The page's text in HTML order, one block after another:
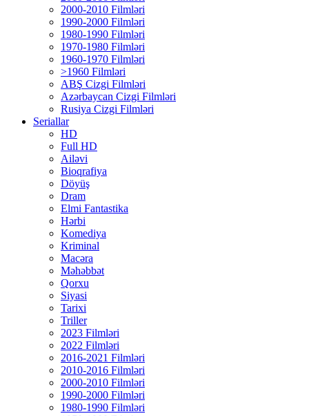
2000-2010 Filmləri
1990-2000 Filmləri
1980-1990 Filmləri
1970-1980 Filmləri
1960-1970 Filmləri
>1960 Filmləri
ABŞ Cizgi Filmləri
Azərbaycan Cizgi Filmləri
Rusiya Cizgi Filmləri
Seriallar
HD
Full HD
Ailəvi
Bioqrafiya
Döyüş
Dram
Elmi Fantastika
Hərbi
Komediya
Kriminal
Macəra
Məhəbbət
Qorxu
Siyasi
Tarixi
Triller
2023 Filmləri
2022 Filmləri
2016-2021 Filmləri
2010-2016 Filmləri
2000-2010 Filmləri
1990-2000 Filmləri
1980-1990 Filmləri